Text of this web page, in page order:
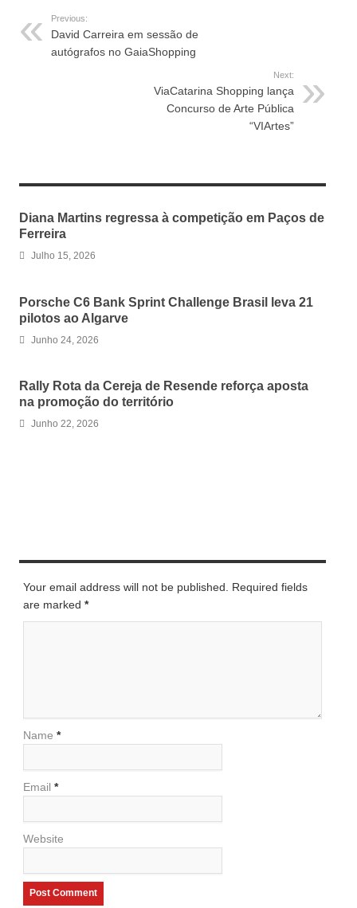
Previous:
David Carreira em sessão de
autógrafos no GaiaShopping
Next:
ViaCatarina Shopping lança
Concurso de Arte Pública
“VIArtes”
Diana Martins regressa à competição em Paços de
Ferreira
Julho 15, 2026
Porsche C6 Bank Sprint Challenge Brasil leva 21
pilotos ao Algarve
Junho 24, 2026
Rally Rota da Cereja de Resende reforça aposta
na promoção do território
Junho 22, 2026
Your email address will not be published. Required fields
are marked *
Name *
Email *
Website